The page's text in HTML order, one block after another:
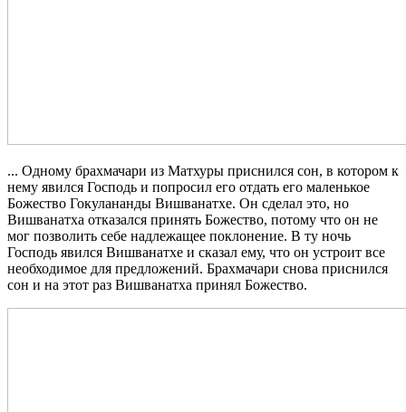
... Одному брахмачари из Матхуры приснился сон, в котором к
нему явился Господь и попросил его отдать его маленькое
Божество Гокулананды Вишванатхе. Он сделал это, но
Вишванатха отказался принять Божество, потому что он не
мог позволить себе надлежащее поклонение. В ту ночь
Господь явился Вишванатхе и сказал ему, что он устроит все
необходимое для предложений. Брахмачари снова приснился
сон и на этот раз Вишванатха принял Божество.